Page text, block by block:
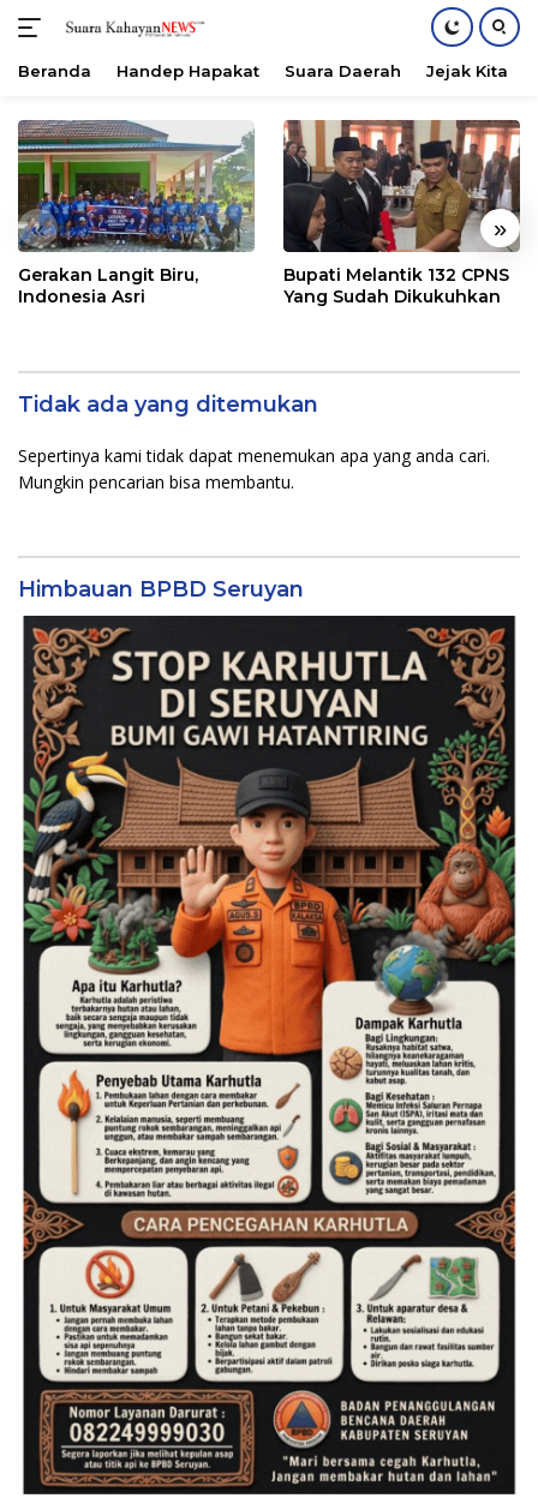
konten
Beranda Handep Hapakat Suara Daerah Jejak Kita
« »
Gerakan Langit Biru,
Indonesia Asri
Bupati Melantik 132 CPNS
Yang Sudah Dikukuhkan
Tidak ada yang ditemukan
Sepertinya kami tidak dapat menemukan apa yang anda cari.
Mungkin pencarian bisa membantu.
Himbauan BPBD Seruyan